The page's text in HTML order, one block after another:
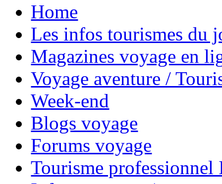
Home
Les infos tourismes du
Magazines voyage en
Voyage aventure /
Week-end
Blogs voyage
Forums voyage
Tourisme